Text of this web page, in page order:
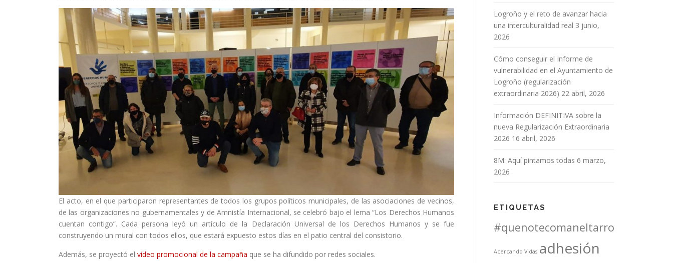
El acto, en el que participaron representantes de todos los grupos políticos municipales, de las asociaciones de vecinos,
de las organizaciones no gubernamentales y de Amnistía Internacional, se celebró bajo el lema “Los Derechos Humanos
cuentan contigo”. Cada persona leyó un artículo de la Declaración Universal de los Derechos Humanos y se fue
construyendo un mural con todos ellos, que estará expuesto estos días en el patio central del consistorio.
Además, se proyectó el vídeo promocional de la campaña que se ha difundido por redes sociales.
Logroño y el reto de avanzar hacia
una interculturalidad real 3 junio,
2026
Cómo conseguir el Informe de
vulnerabilidad en el Ayuntamiento de
Logroño (regularización
extraordinaria 2026) 22 abril, 2026
Información DEFINITIVA sobre la
nueva Regularización Extraordinaria
2026 16 abril, 2026
8M: Aquí pintamos todas 6 marzo,
2026
ETIQUETAS
#quenotecomaneltarro
Acercando Vidas adhesión